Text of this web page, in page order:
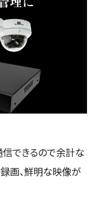
できるので余計な
画、鮮明な映像が